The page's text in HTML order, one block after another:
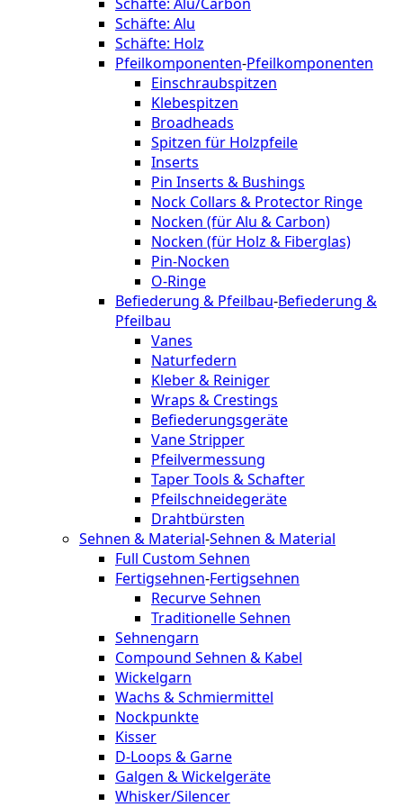
Schäfte: Alu
Schäfte: Holz
Pfeilkomponenten-Pfeilkomponenten
Einschraubspitzen
Klebespitzen
Broadheads
Spitzen für Holzpfeile
Inserts
Pin Inserts & Bushings
Nock Collars & Protector Ringe
Nocken (für Alu & Carbon)
Nocken (für Holz & Fiberglas)
Pin-Nocken
O-Ringe
Befiederung & Pfeilbau-Befiederung &
Pfeilbau
Vanes
Naturfedern
Kleber & Reiniger
Wraps & Crestings
Befiederungsgeräte
Vane Stripper
Pfeilvermessung
Taper Tools & Schafter
Pfeilschneidegeräte
Drahtbürsten
Sehnen & Material-Sehnen & Material
Full Custom Sehnen
Fertigsehnen-Fertigsehnen
Recurve Sehnen
Traditionelle Sehnen
Sehnengarn
Compound Sehnen & Kabel
Wickelgarn
Wachs & Schmiermittel
Nockpunkte
Kisser
D-Loops & Garne
Galgen & Wickelgeräte
Whisker/Silencer